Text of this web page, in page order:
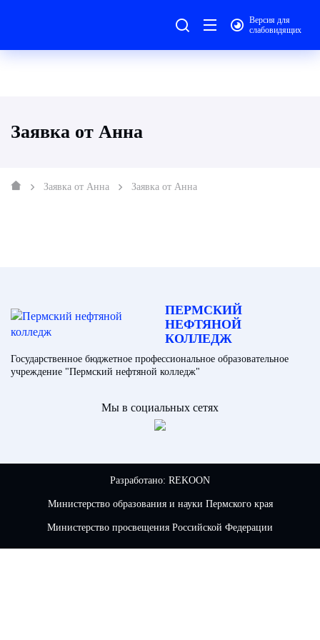
Версия для
слабовидящих
Заявка от Анна
Заявка от Анна Заявка от Анна
ПЕРМСКИЙ
НЕФТЯНОЙ
КОЛЛЕДЖ
Государственное бюджетное профессиональное образовательное
учреждение "Пермский нефтяной колледж"
Мы в социальных сетях
Разработано: REKOON
Министерство образования и науки Пермского края
Министерство просвещения Российской Федерации